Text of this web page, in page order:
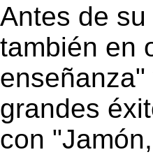
Antes de
también en
grandes
con